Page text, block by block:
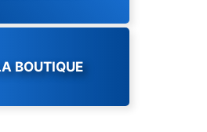
BOUTIQUE